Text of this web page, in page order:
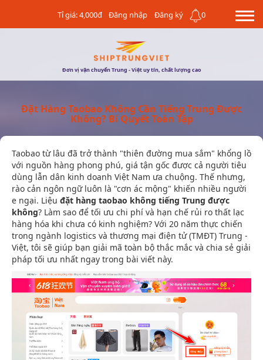
Tỉ giá: 4,000đ Đăng nhập Đăng ký 0
Đơn vị vận chuyển Trung - Việt uy tín, chất lượng cao
Đặt Hàng Taobao Không Cần Tiếng Trung Được
Không? Bí Quyết Toàn Tập
Taobao từ lâu đã trở thành "thiên đường mua sắm" khổng lồ
với nguồn hàng phong phú, giá tận gốc được cả người tiêu
dùng lẫn dân kinh doanh Việt Nam ưa chuộng. Thế nhưng,
rào cản ngôn ngữ luôn là "cơn ác mộng" khiến nhiều người
e ngại. Liệu đặt hàng taobao không tiếng Trung được
không? Làm sao để tối ưu chi phí và hạn chế rủi ro thất lạc
hàng hóa khi chưa có kinh nghiệm? Với 20 năm thực chiến
trong ngành logistics và thương mại điện tử (TMĐT) Trung -
Việt, tôi sẽ giúp bạn giải mã toàn bộ thắc mắc và chia sẻ giải
pháp tối ưu nhất ngay trong bài viết này.